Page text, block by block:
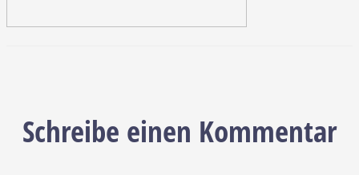
Schreibe einen Kommentar